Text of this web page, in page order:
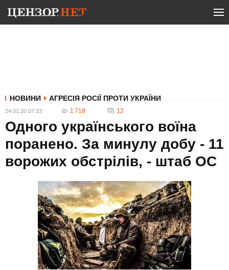
НОВИНИ АГРЕСІЯ РОСІЇ ПРОТИ УКРАЇНИ
24.01.20 07:33 1 718 12
Одного українського воїна
поранено. За минулу добу - 11
ворожих обстрілів, - штаб ОС